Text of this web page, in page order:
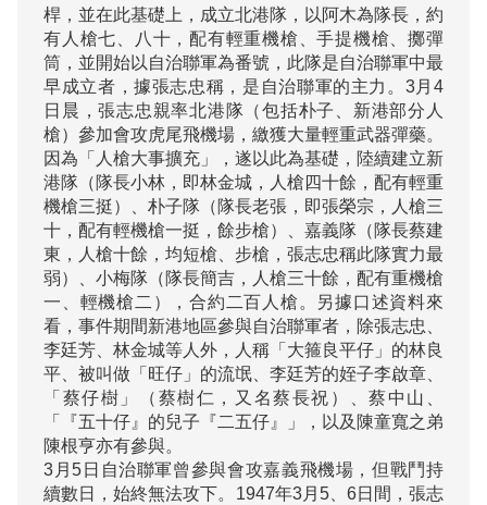
桿，並在此基礎上，成立北港隊，以阿木為隊長，約
有人槍七、八十，配有輕重機槍、手提機槍、擲彈
筒，並開始以自治聯軍為番號，此隊是自治聯軍中最
早成立者，據張志忠稱，是自治聯軍的主力。3月4
日晨，張志忠親率北港隊（包括朴子、新港部分人
槍）參加會攻虎尾飛機場，繳獲大量輕重武器彈藥。
因為「人槍大事擴充」，遂以此為基礎，陸續建立新
港隊（隊長小林，即林金城，人槍四十餘，配有輕重
機槍三挺）、朴子隊（隊長老張，即張榮宗，人槍三
十，配有輕機槍一挺，餘步槍）、嘉義隊（隊長蔡建
東，人槍十餘，均短槍、步槍，張志忠稱此隊實力最
弱）、小梅隊（隊長簡吉，人槍三十餘，配有重機槍
一、輕機槍二），合約二百人槍。另據口述資料來
看，事件期間新港地區參與自治聯軍者，除張志忠、
李廷芳、林金城等人外，人稱「大箍良平仔」的林良
平、被叫做「旺仔」的流氓、李廷芳的姪子李啟章、
「蔡仔樹」（蔡樹仁，又名蔡長祝）、蔡中山、
「『五十仔』的兒子『二五仔』」，以及陳童寬之弟
陳根亨亦有參與。
3月5日自治聯軍曾參與會攻嘉義飛機場，但戰鬥持
續數日，始終無法攻下。1947年3月5、6日間，張志